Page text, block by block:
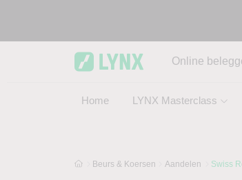
Online
Home LYNX Masterclass
Beurs & Koersen Aandelen Swiss